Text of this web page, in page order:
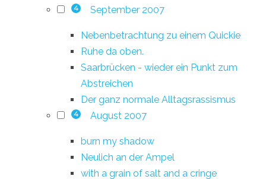
4 September 2007
Nebenbetrachtung zu einem Quickie
Ruhe da oben.
Saarbrücken - wieder ein Punkt zum
Abstreichen
Der ganz normale Alltagsrassismus
4 August 2007
burn my shadow
Neulich an der Ampel
with a grain of salt and a cringe